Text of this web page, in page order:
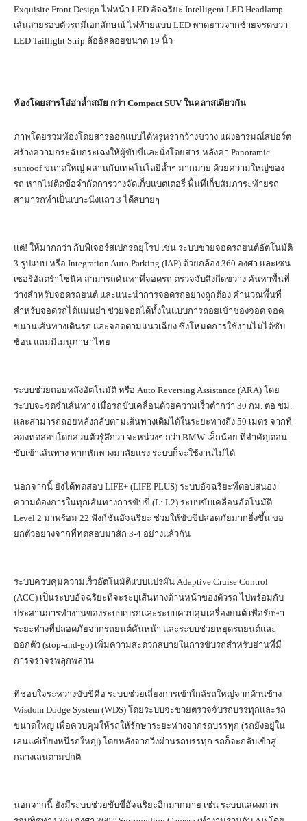
Exquisite Front Design ไฟหน้า LED อัจฉริยะ Intelligent LED Headlamp
เส้นสายรอบตัวรถมีเอกลักษณ์ ไฟท้ายแบบ LED พาดยาวจากซ้ายจรดขวา
LED Taillight Strip ล้ออัลลอยขนาด 19 นิ้ว
ห้องโดยสารโอ่อ่าล้ำสมัย กว่า Compact SUV ในคลาสเดียวกัน
ภาพโดยรวมห้องโดยสารออกแบบได้หรูหรากว้างขวาง แฝงอารมณ์สปอร์ต
สร้างความกระฉับกระเฉงให้ผู้ขับขี่และนั่งโดยสาร หลังคา Panoramic
sunroof ขนาดใหญ่ ผสานกับเทคโนโลยีล้ำๆ มากมาย ด้วยความใหญ่ของ
รถ หากไม่ติดข้อจำกัดการวางจัดเก็บแบตเตอรี่ พื้นที่เก็บสัมภาระท้ายรถ
สามารถทำเป็นเบาะนั่งแถว 3 ได้สบายๆ
แต่! ให้มากกว่า กับฟีเจอร์สเปกรถยุโรป เช่น ระบบช่วยจอดรถยนต์อัตโนมัติ
3 รูปแบบ หรือ Integration Auto Parking (IAP) ด้วยกล้อง 360 องศา และเซน
เซอร์อัลตร้าโซนิค สามารถค้นหาที่จอดรถ ตรวจจับสิ่งกีดขวาง ค้นหาพื้นที่
ว่างสำหรับจอดรถยนต์ และแนะนำการจอดรถอย่างถูกต้อง คำนวณพื้นที่
สำหรับจอดรถได้แม่นยำ ช่วยจอดได้ทั้งในแบบการถอยเข้าช่องจอด จอด
ขนานเส้นทางเดินรถ และจอดตามแนวเฉียง ซึ่งโหมดการใช้งานไม่ได้ซับ
ซ้อน แถมมีเมนูภาษาไทย
ระบบช่วยถอยหลังอัตโนมัติ หรือ Auto Reversing Assistance (ARA) โดย
ระบบจะจดจำเส้นทาง เมื่อรถขับเคลื่อนด้วยความเร็วต่ำกว่า 30 กม. ต่อ ชม.
และสามารถถอยหลังกลับตามเส้นทางเดิมได้ในระยะทางถึง 50 เมตร จากที่
ลองทดสอบโดยส่วนตัวรู้สึกว่า จะหน่วงๆ กว่า BMW เล็กน้อย ที่สำคัญตอน
ขับเข้าเส้นทาง หากหักพวงมาลัยแรง ระบบก็จะใช้งานไม่ได้
นอกจากนี้ ยังได้ทดสอบ LIFE+ (LIFE PLUS) ระบบอัจฉริยะที่ตอบสนอง
ความต้องการในทุกเส้นทางการขับขี่ (L: L2) ระบบขับเคลื่อนอัตโนมัติ
Level 2 มาพร้อม 22 ฟังก์ชั่นอัจฉริยะ ช่วยให้ขับขี่ปลอดภัยมากยิ่งขึ้น ขอ
ยกตัวอย่างจากที่ทดสอบมาสัก 3-4 อย่างแล้วกัน
ระบบควบคุมความเร็วอัตโนมัติแบบแปรผัน Adaptive Cruise Control
(ACC) เป็นระบบอัจฉริยะที่จะระบุเส้นทางด้านหน้าของตัวรถ ไปพร้อมกับ
ประสานการทำงานของระบบเบรกและระบบควบคุมเครื่องยนต์ เพื่อรักษา
ระยะห่างที่ปลอดภัยจากรถยนต์คันหน้า และระบบช่วยหยุดรถยนต์และ
ออกตัว (stop-and-go) เพิ่มความสะดวกสบายในการขับรถสำหรับย่านที่มี
การจราจรพลุกพล่าน
ที่ชอบใจระหว่างขับขี่คือ ระบบช่วยเลี่ยงการเข้าใกล้รถใหญ่จากด้านข้าง
Wisdom Dodge System (WDS) โดยระบบจะช่วยตรวจจับรถบรรทุกและรถ
ขนาดใหญ่ เพื่อควบคุมให้รถให้รักษาระยะห่างจากรถบรรทุก (รถยังอยู่ใน
เลนแค่เบี่ยงหนีรถใหญ่) โดยหลังจากวิ่งผ่านรถบรรทุก รถก็จะกลับเข้าสู่
กลางเลนตามปกติ
นอกจากนี้ ยังมีระบบช่วยขับขี่อัจฉริยะอีกมากมาย เช่น ระบบแสดงภาพ